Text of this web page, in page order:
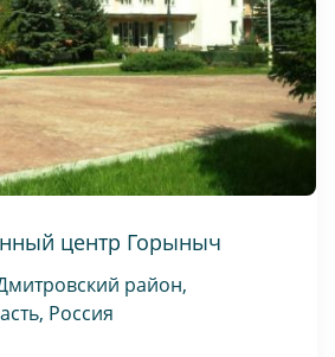
центр Горыныч
район,
Россия